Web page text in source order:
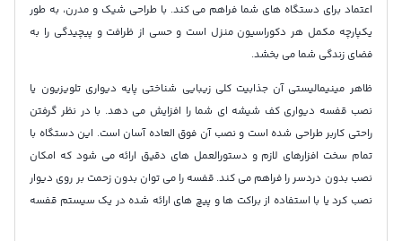
اعتماد برای دستگاه های شما فراهم می کند. با طراحی شیک و مدرن، به طور
یکپارچه مکمل هر دکوراسیون منزل است و حسی از ظرافت و پیچیدگی را به
فضای زندگی شما می بخشد.
ظاهر مینیمالیستی آن جذابیت کلی زیبایی شناختی پایه دیواری تلویزیون یا
نصب قفسه دیواری کف شیشه ای شما را افزایش می دهد. با در نظر گرفتن
راحتی کاربر طراحی شده است و نصب آن فوق العاده آسان است. این دستگاه با
تمام سخت افزارهای لازم و دستورالعمل های دقیق ارائه می شود که امکان
نصب بدون دردسر را فراهم می کند. قفسه را می توان بدون زحمت بر روی دیوار
نصب کرد یا با استفاده از براکت ها و پیچ های ارائه شده در یک سیستم قفسه